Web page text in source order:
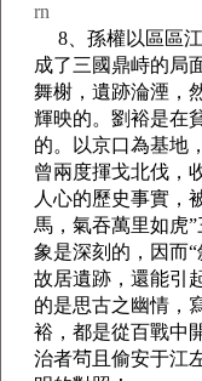
rn
8、孫權以區區江
成了三國鼎峙的局
舞榭，遺跡淪湮，
輝映的。劉裕是在
的。以京口為基地
曾兩度揮戈北伐，
人心的歷史事實，
馬，氣吞萬里如虎
象是深刻的，因而
故居遺跡，還能引
的是思古之幽情，
裕，都是從百戰中
治者茍且偷安于江